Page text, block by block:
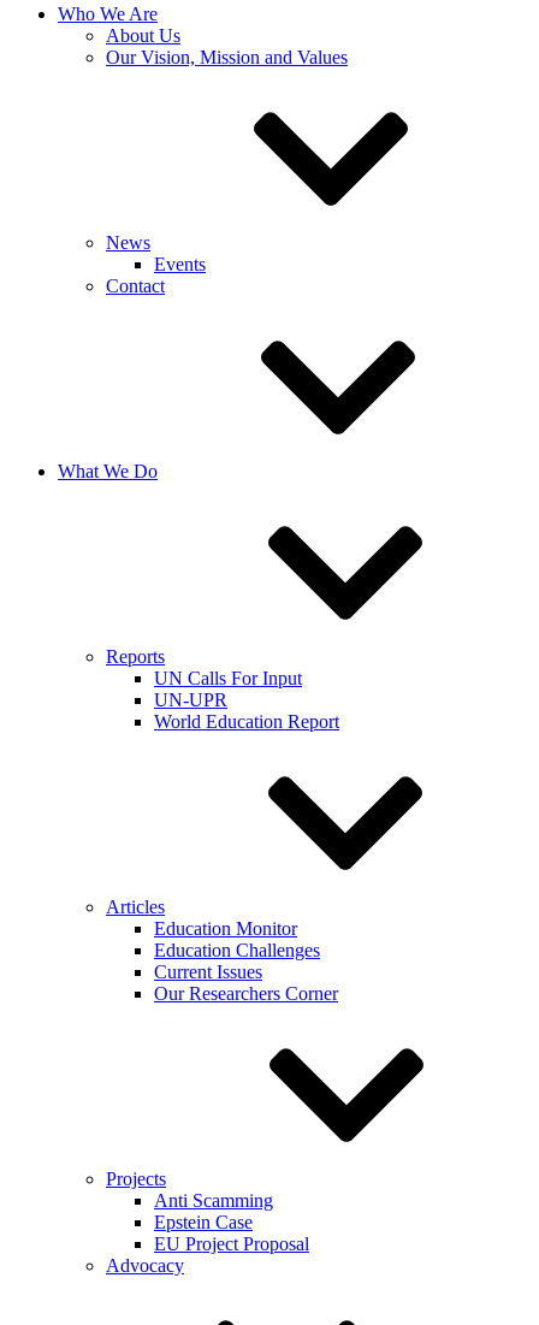
Who We Are
About Us
Our Vision, Mission and Values
News
Events
Contact
What We Do
Reports
UN Calls For Input
UN-UPR
World Education Report
Articles
Education Monitor
Education Challenges
Current Issues
Our Researchers Corner
Projects
Anti Scamming
Epstein Case
EU Project Proposal
Advocacy